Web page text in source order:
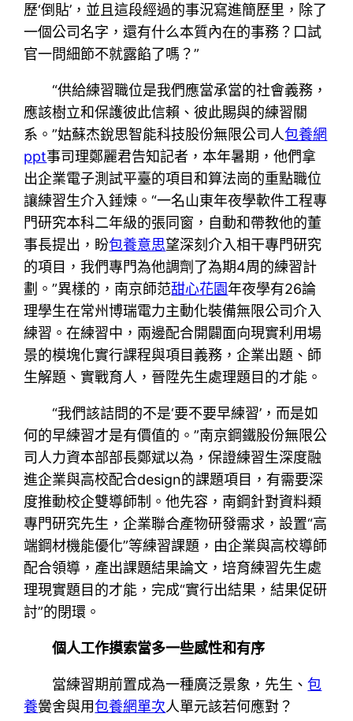
歷‘倒貼’，並且這段經過的事況寫進簡歷里，除了
一個公司名字，還有什么本質內在的事務？口試
官一問細節不就露餡了嗎？”
“供給練習職位是我們應當承當的社會義務，
應該樹立和保護彼此信賴、彼此賜與的練習關
系。”姑蘇杰銳思智能科技股份無限公司人包養網
ppt事司理鄭麗君告知記者，本年暑期，他們拿
出企業電子測試平臺的項目和算法崗的重點職位
讓練習生介入錘煉。“一名山東年夜學軟件工程專
門研究本科二年級的張同窗，自動和帶教他的董
事長提出，盼包養意思望深刻介入相干專門研究
的項目，我們專門為他調劑了為期4周的練習計
劃。”異樣的，南京師范甜心花園年夜學有26論
理學生在常州博瑞電力主動化裝備無限公司介入
練習。在練習中，兩邊配合開闢面向現實利用場
景的模塊化實行課程與項目義務，企業出題、師
生解題、實戰育人，晉陞先生處理題目的才能。
“我們該詰問的不是‘要不要早練習’，而是如
何的早練習才是有價值的。”南京鋼鐵股份無限公
司人力資本部部長鄭斌以為，保證練習生深度融
進企業與高校配合design的課題項目，有需要深
度推動校企雙導師制。他先容，南鋼針對資料類
專門研究先生，企業聯合產物研發需求，設置“高
端鋼材機能優化”等練習課題，由企業與高校導師
配合領導，產出課題結果論文，培育練習先生處
理現實題目的才能，完成“實行出結果，結果促研
討”的閉環。
個人工作摸索當多一些感性和有序
當練習期前置成為一種廣泛景象，先生、包
養黌舍與用包養網單次人單元該若何應對？